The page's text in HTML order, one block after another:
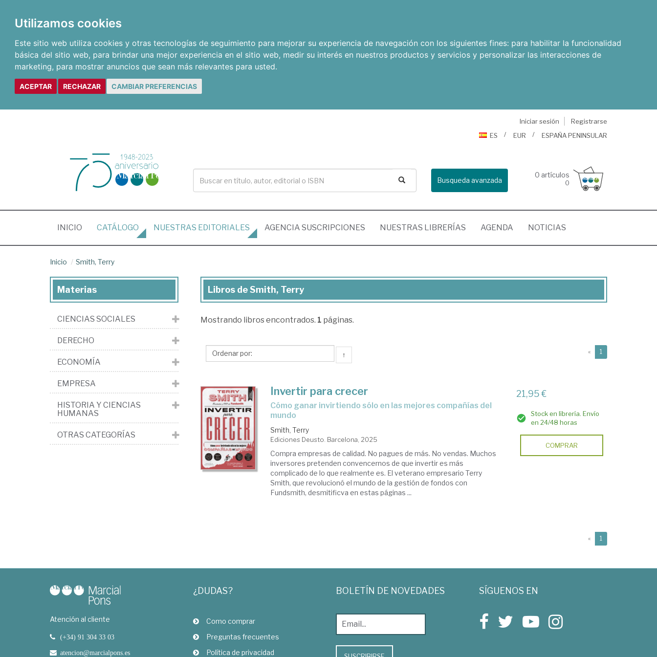
Utilizamos cookies
Este sitio web utiliza cookies y otras tecnologías de seguimiento para mejorar su experiencia de navegación con los siguientes fines: para habilitar la funcionalidad
básica del sitio web, para brindar una mejor experiencia en el sitio web, medir su interés en nuestros productos y servicios y personalizar las interacciones de
marketing, para mostrar anuncios que sean más relevantes para usted.
ACEPTAR RECHAZAR CAMBIAR PREFERENCIAS
Iniciar sesión
Registrarse
ES
EUR ESPAÑA PENINSULAR
Busqueda avanzada
0 artículos
0
INICIO (CURRENT)
CATÁLOGO NUESTRAS EDITORIALES AGENCIA SUSCRIPCIONES NUESTRAS LIBRERÍAS AGENDA NOTICIAS
Inicio Smith, Terry
Libros
Smith,
Libros de Smith, Terry
Mostrando libros encontrados. 1 páginas.
↑ « 1
Invertir para crecer
Cómo ganar invirtiendo sólo en las mejores compañías del
mundo
Smith, Terry
Ediciones Deusto. Barcelona, 2025
Compra empresas de calidad. No pagues de más. No vendas. Muchos
inversores pretenden convencernos de que invertir es más
complicado de lo que realmente es. El veterano empresario Terry
Smith, que revolucionó el mundo de la gestión de fondos con
Fundsmith, desmitificva en estas páginas ...
21,95 €
Stock en librería. Envío
en 24/48 horas
COMPRAR
« 1
Materias
CIENCIAS SOCIALES
DERECHO
ECONOMÍA
EMPRESA
HISTORIA Y CIENCIAS
HUMANAS
OTRAS CATEGORÍAS
Atención al cliente
(+34) 91 304 33 03
atencion@marcialpons.es
¿DUDAS?
Como comprar
Preguntas frecuentes
Política de privacidad
BOLETÍN DE NOVEDADES SÍGUENOS EN